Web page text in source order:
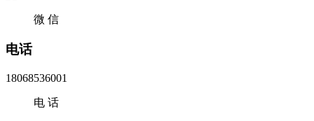
微 信
电话
18068536001
电 话